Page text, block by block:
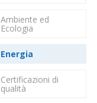
Ambiente ed
Ecologia
Energia
Certificazioni di
qualità